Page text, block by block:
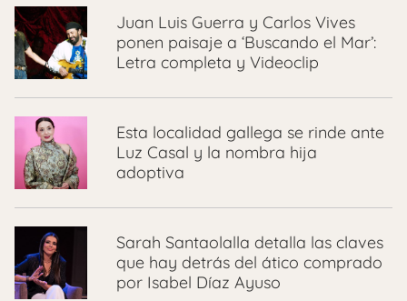
Juan Luis Guerra y Carlos Vives
ponen paisaje a ‘Buscando el Mar’:
Letra completa y Videoclip
Esta localidad gallega se rinde ante
Luz Casal y la nombra hija
adoptiva
Sarah Santaolalla detalla las claves
que hay detrás del ático comprado
por Isabel Díaz Ayuso